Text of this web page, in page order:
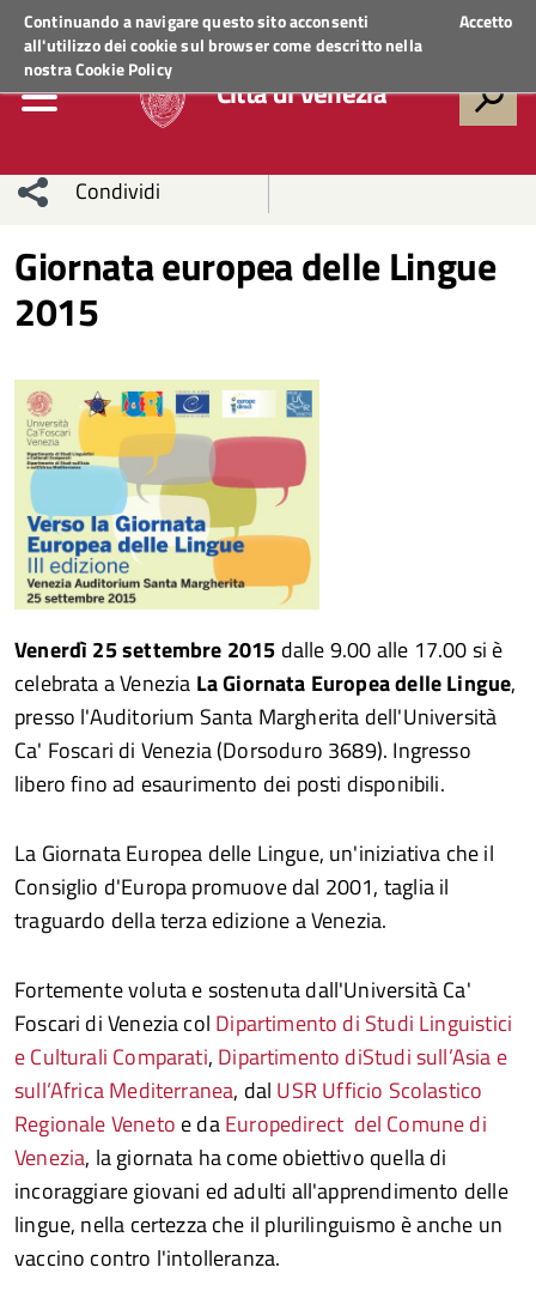
Continuando a navigare questo sito acconsenti
all'utilizzo dei cookie sul browser come descritto nella
nostraCookie Policy
Accetto
Regione VenetoACCEDI AI SERVIZI
Città di Venezia
Condividi
sui social
network
Condividi
Condividi
Facebook
su
Twitter
Condividi
su
Facebook
Condividi
su
Whatsapp
Giornata europea delle Lingue
2015
Venerdì 25 settembre 2015 dalle 9.00 alle 17.00 si è
celebrata a Venezia La Giornata Europea delle Lingue,
presso l'Auditorium Santa Margherita dell'Università
Ca' Foscari di Venezia (Dorsoduro 3689). Ingresso
libero fino ad esaurimento dei posti disponibili.
La Giornata Europea delle Lingue, un'iniziativa che il
Consiglio d'Europa promuove dal 2001, taglia il
traguardo della terza edizione a Venezia.
Fortemente voluta e sostenuta dall'Università Ca'
Foscari di Venezia col Dipartimento di Studi Linguistici
e Culturali Comparati, Dipartimento diStudi sull’Asia e
sull’Africa Mediterranea, dal USR Ufficio Scolastico
Regionale Veneto e daEuropedirect del Comune di
Venezia, la giornata ha come obiettivo quella di
incoraggiare giovani ed adulti all'apprendimento delle
lingue, nella certezza che il plurilinguismo è anche un
vaccino contro l'intolleranza.